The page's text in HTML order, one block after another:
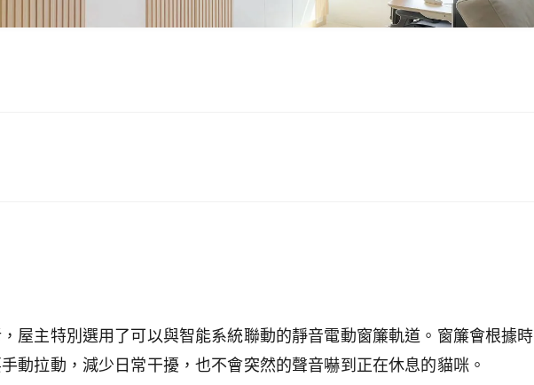
屋主特別選用了可以與智能系統聯動的靜音電動窗簾軌道。窗簾會根據時
動拉動，減少日常干擾，也不會突然的聲音嚇到正在休息的貓咪。